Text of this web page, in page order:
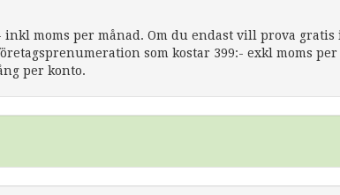
inkl moms per månad. Om du endast vill prova
som kostar 399:- exkl moms
per konto.